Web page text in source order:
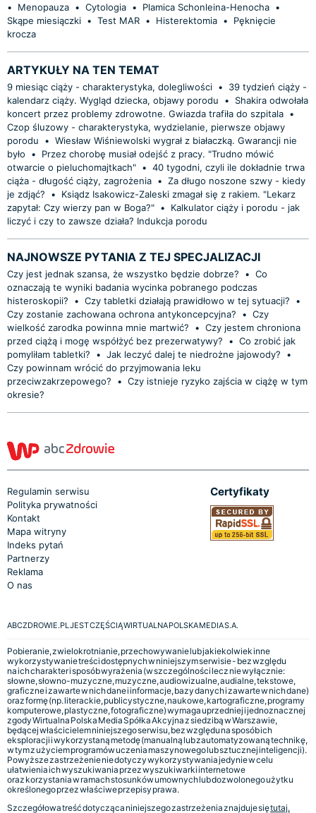
•
Menopauza • Cytologia • Plamica Schonleina-Henocha •
Skąpe miesiączki • Test MAR • Histerektomia •
Pęknięcie
krocza
ARTYKUŁY NA TEN TEMAT
9 miesiąc ciąży - charakterystyka, dolegliwości •
39 tydzień ciąży -
kalendarz ciąży. Wygląd dziecka, objawy porodu
•
Shakira odwołała
koncert przez problemy zdrowotne. Gwiazda trafiła do szpitala •
Czop śluzowy - charakterystyka, wydzielanie, pierwsze objawy
porodu
• Wiesław Wiśniewolski wygrał z białaczką. Gwarancji nie
było
•
Przez chorobę musiał odejść z pracy. "Trudno mówić
otwarcie o pieluchomajtkach" • 40 tygodni, czyli ile dokładnie trwa
ciąża - długość ciąży, zagrożenia • Za długo noszone szwy - kiedy
je zdjąć?
•
Ksiądz Isakowicz-Zaleski zmagał się z rakiem. "Lekarz
zapytał: Czy wierzy pan w Boga?" •
Kalkulator ciąży i porodu - jak
liczyć i czy to zawsze działa? Indukcja porodu
NAJNOWSZE PYTANIA Z TEJ SPECJALIZACJI
Czy jest jednak szansa, że wszystko będzie dobrze? • Co
oznaczają te wyniki badania wycinka pobranego podczas
histeroskopii?
• Czy tabletki działają prawidłowo w tej sytuacji?
•
Czy zostanie zachowana ochrona antykoncepcyjna?
• Czy
wielkość zarodka powinna mnie martwić?
• Czy jestem chroniona
przed ciążą i mogę współżyć bez prezerwatywy?
• Co zrobić jak
pomyliłam tabletki?
• Jak leczyć dalej te niedrożne jajowody?
•
Czy powinnam wrócić do przyjmowania leku
przeciwzakrzepowego?
• Czy istnieje ryzyko zajścia w ciążę w tym
okresie?
Regulamin serwisu
Polityka prywatności
Kontakt
Mapa witryny
Indeks pytań
Partnerzy
Reklama
O nas
Certyfikaty
ABCZDROWIE.PL JEST CZĘŚCIĄ WIRTUALNA POLSKA MEDIA S.A.
Pobieranie, zwielokrotnianie, przechowywanie lub jakiekolwiek inne
wykorzystywanie treści dostępnych w niniejszym serwisie - bez względu
na ich charakter i sposób wyrażenia (w szczególności lecz nie wyłącznie:
słowne, słowno-muzyczne, muzyczne, audiowizualne, audialne, tekstowe,
graficzne i zawarte w nich dane i informacje, bazy danych i zawarte w nich dane)
oraz formę (np. literackie, publicystyczne, naukowe, kartograficzne, programy
komputerowe, plastyczne, fotograficzne) wymaga uprzedniej i jednoznacznej
zgody Wirtualna Polska Media Spółka Akcyjna z siedzibą w Warszawie,
będącej właścicielem niniejszego serwisu, bez względu na sposób ich
eksploracji i wykorzystaną metodę (manualną lub zautomatyzowaną technikę,
w tym z użyciem programów uczenia maszynowego lub sztucznej inteligencji).
Powyższe zastrzeżenie nie dotyczy wykorzystywania jedynie w celu
ułatwienia ich wyszukiwania przez wyszukiwarki internetowe
oraz korzystania w ramach stosunków umownych lub dozwolonego użytku
określonego przez właściwe przepisy prawa.
Szczegółowa treść dotycząca niniejszego zastrzeżenia znajduje siętutaj.